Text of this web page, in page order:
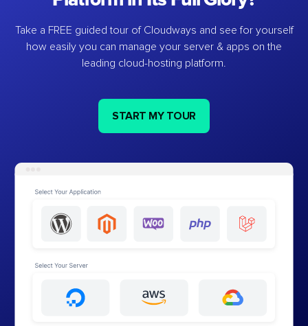
Take a FREE guided tour of Cloudways and see for yourself
how easily you can manage your server & apps on the
leading cloud-hosting platform.
START MY TOUR